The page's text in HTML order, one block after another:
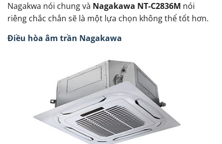
Nagakwa nói chung và Nagakawa NT-C2836M nói
riêng chắc chắn sẽ là một lựa chọn không thể tốt hơn.
Điều hòa âm trần Nagakawa